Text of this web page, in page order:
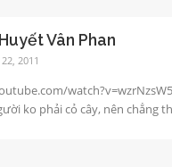
Vân Phan
2011
ko phải cỏ cây, nên chẳng